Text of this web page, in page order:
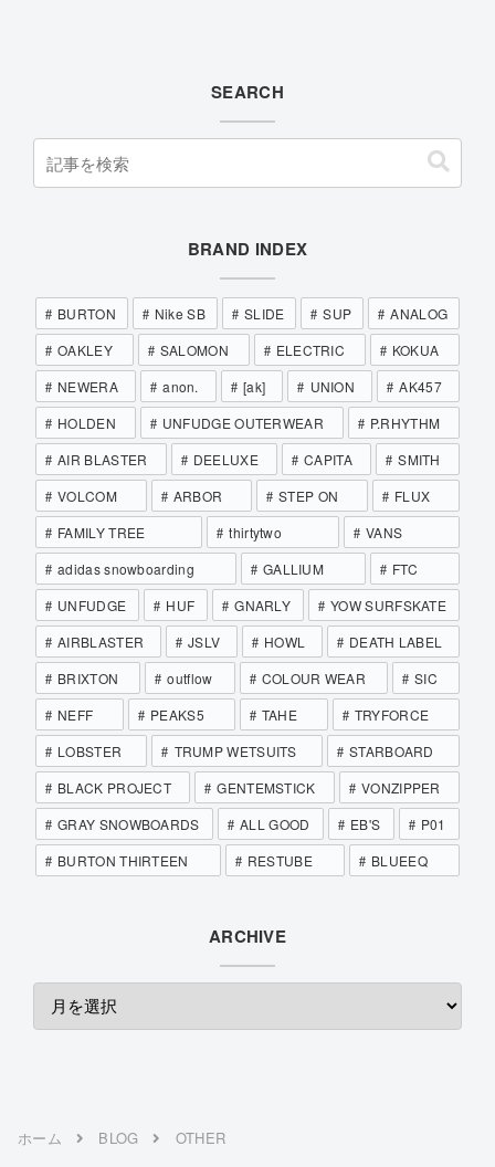
SEARCH
BRAND INDEX
BURTON Nike SB SLIDE SUP
ANALOG
OAKLEY
SALOMON ELECTRIC
KOKUA
NEWERA
anon. [ak] UNION
AK457
HOLDEN
UNFUDGE OUTERWEAR
P.RHYTHM
AIR BLASTER
DEELUXE CAPITA
SMITH
VOLCOM
ARBOR STEP ON
FLUX
FAMILY TREE
thirtytwo
VANS
adidas snowboarding
GALLIUM
FTC
UNFUDGE
HUF GNARLY
YOW SURFSKATE
AIRBLASTER
JSLV HOWL
DEATH LABEL
BRIXTON
outflow COLOUR WEAR
SIC
NEFF
PEAKS5 TAHE
TRYFORCE
LOBSTER
TRUMP WETSUITS
STARBOARD
BLACK PROJECT
GENTEMSTICK
VONZIPPER
GRAY SNOWBOARDS
ALL GOOD EB'S
P01
BURTON THIRTEEN
RESTUBE BLUEEQ
ARCHIVE
ホーム BLOG OTHER